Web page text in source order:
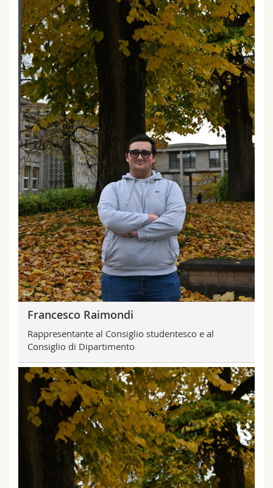
Francesco Raimondi
Rappresentante al Consiglio studentesco e al
Consiglio di Dipartimento